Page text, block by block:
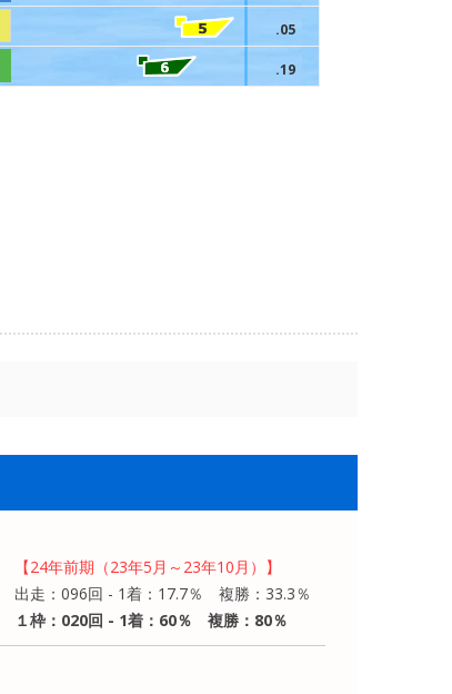
.05
.19
【24年前期（23年5月～23年10月）】
出走：096回 - 1着：17.7％ 複勝：33.3％
１枠：020回 - 1着：60％ 複勝：80％